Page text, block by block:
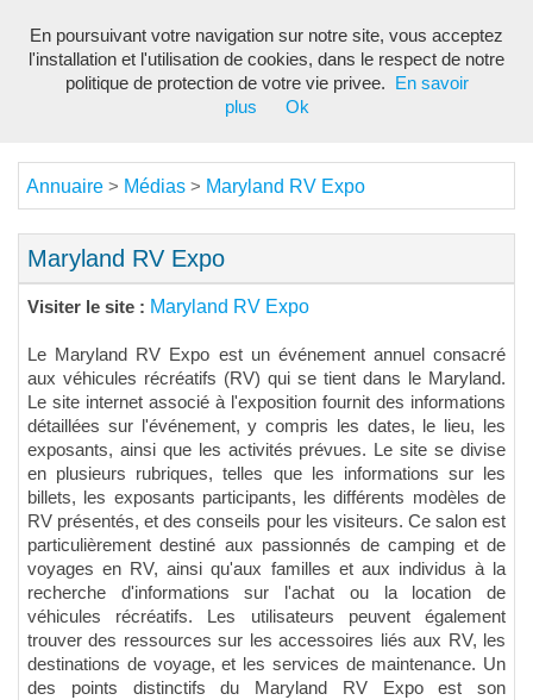
Annuaire > Médias > Maryland RV Expo
Maryland RV Expo
Visiter le site : Maryland RV Expo
Le Maryland RV Expo est un événement annuel consacré
aux véhicules récréatifs (RV) qui se tient dans le Maryland.
Le site internet associé à l'exposition fournit des informations
détaillées sur l'événement, y compris les dates, le lieu, les
exposants, ainsi que les activités prévues. Le site se divise
en plusieurs rubriques, telles que les informations sur les
billets, les exposants participants, les différents modèles de
RV présentés, et des conseils pour les visiteurs. Ce salon est
particulièrement destiné aux passionnés de camping et de
voyages en RV, ainsi qu'aux familles et aux individus à la
recherche d'informations sur l'achat ou la location de
véhicules récréatifs. Les utilisateurs peuvent également
trouver des ressources sur les accessoires liés aux RV, les
destinations de voyage, et les services de maintenance. Un
des points distinctifs du Maryland RV Expo est son
En poursuivant votre navigation sur notre site, vous acceptez
l'installation et l'utilisation de cookies, dans le respect de notre
politique de protection de votre vie privee.
En savoir
plus
Ok